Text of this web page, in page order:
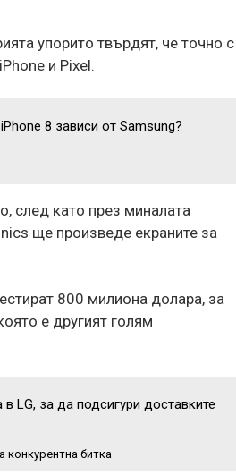
упорито твърдят, че точно с
и Pixel.
8 зависи от Samsung?
след като през миналата
ще произведе екраните за
800 милиона долара, за
е другият голям
LG, за да подсигури доставките
конкурентна битка